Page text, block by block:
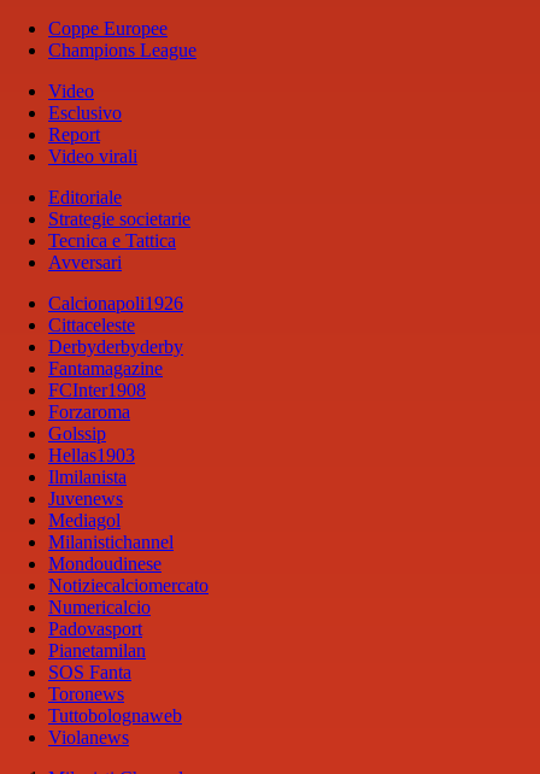
Coppe Europee
Champions League
Video
Esclusivo
Report
Video virali
Editoriale
Strategie societarie
Tecnica e Tattica
Avversari
Calcionapoli1926
Cittaceleste
Derbyderbyderby
Fantamagazine
FCInter1908
Forzaroma
Golssip
Hellas1903
Ilmilanista
Juvenews
Mediagol
Milanistichannel
Mondoudinese
Notiziecalciomercato
Numericalcio
Padovasport
Pianetamilan
SOS Fanta
Toronews
Tuttobolognaweb
Violanews